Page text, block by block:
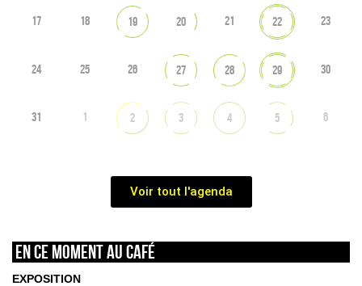
17 18 19 20 21 22 23
24 25 26 27 28 29 30
31 1 2 3 4 5 6
Voir tout l'agenda
En ce moment au café
EXPOSITION